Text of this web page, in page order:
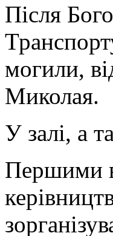
Після
могили,
Миколая.
У залі, а
Першими